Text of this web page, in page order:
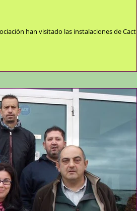
han visitado las instalaciones de Cactus